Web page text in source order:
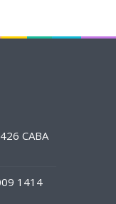
CABA
1414